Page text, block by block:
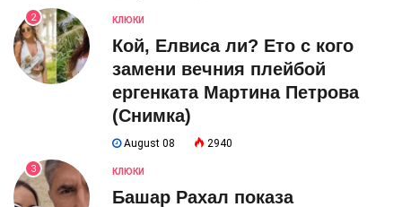
2 КЛЮКИ
Кой, Елвиса ли? Ето с кого
замени вечния плейбой
ергенката Мартина Петрова
(Снимка)
August 08 2940
3 КЛЮКИ
Башар Рахал показа